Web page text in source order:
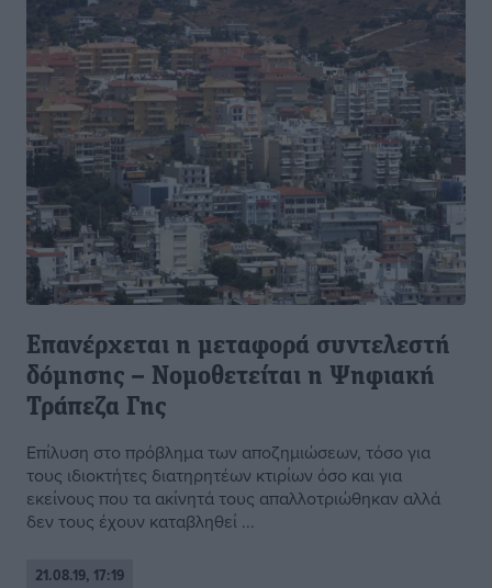
Επανέρχεται η μεταφορά συντελεστή
δόμησης – Νομοθετείται η Ψηφιακή
Τράπεζα Γης
Επίλυση στο πρόβλημα των αποζημιώσεων, τόσο για
τους ιδιοκτήτες διατηρητέων κτιρίων όσο και για
εκείνους που τα ακίνητά τους απαλλοτριώθηκαν αλλά
δεν τους έχουν καταβληθεί ...
21.08.19, 17:19